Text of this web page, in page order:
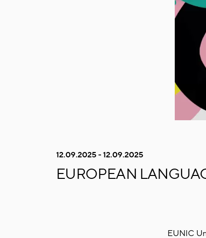
12.09.2025 - 12.09.2025
EUROPEAN
EUNIC